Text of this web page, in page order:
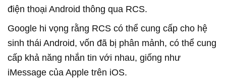
điện thoại Android thông qua RCS.
Google hi vọng rằng RCS có thể cung cấp cho hệ
sinh thái Android, vốn đã bị phân mảnh, có thể cung
cấp khả năng nhắn tin với nhau, giống như
iMessage của Apple trên iOS.